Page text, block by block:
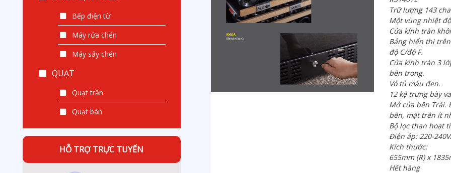
Bếp điện từ
Máy rửa chén
Máy sấy chén
QUẠT
Quạt trần
Quạt bàn
HỖ TRỢ TRỰC TUYẾN
Trữ lượng 143
Một vùng nhiệt
Cửa kính tràn
Bảng hiển thị
độ C/độ F.
Cửa kính tràn 3
bên trong.
Vỏ tủ màu đen.
12 kệ trưng bày
Mở cửa bên Trái.
bên, mặt trên ít
Bộ lọc than hoạt
Điện áp: 220-
Kích thước:
655mm (R) x
Hết hàng